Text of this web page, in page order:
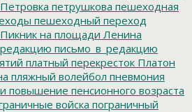
Петровка петрушкова пешеходная
пешеходный переход
Пикник на площади Ленина
письмо_в_редакцию
платный перекресток Платон
пляжный волейбол пневмония
повышение пенсионного возраста
войска пограничный